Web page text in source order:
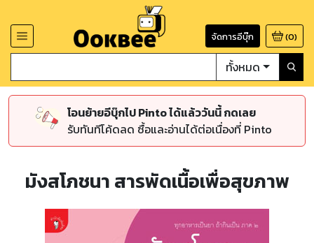
จัดการอีบุ๊ก (0)
ทั้งหมด
โอนย้ายอีบุ๊กไป Pinto ได้แล้ววันนี้ กดเลย
รับทันทีโค้ดลด ซื้อและอ่านได้ต่อเนื่องที่ Pinto
มังสโภชนา สารพัดเนื้อเพื่อสุขภาพ